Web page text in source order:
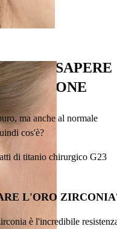
DEVI SAPERE
ZIRCONE
ma anche al normale
cos'è?
di titanio chirurgico G23
L'ORO
è l'incredibile